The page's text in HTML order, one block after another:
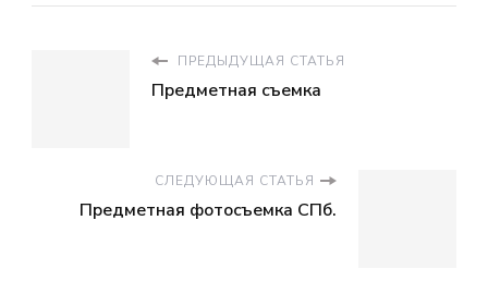
ПРЕДЫДУЩАЯ СТАТЬЯ
Предметная съемка
СЛЕДУЮЩАЯ СТАТЬЯ
Предметная фотосъемка СПб.